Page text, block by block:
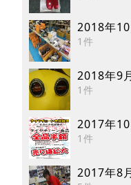
2018年10
1件
2018年9
1件
2017年10
1件
2017年8